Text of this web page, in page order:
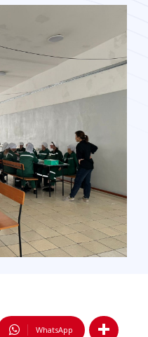
WhatsApp